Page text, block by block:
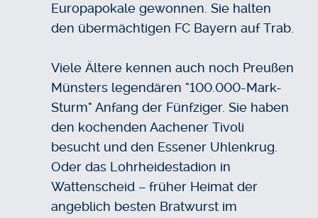
Europapokale gewonnen. Sie halten
den übermächtigen FC Bayern auf Trab.
Viele Ältere kennen auch noch Preußen
Münsters legendären "100.000-Mark-
Sturm" Anfang der Fünfziger. Sie haben
den kochenden Aachener Tivoli
besucht und den Essener Uhlenkrug.
Oder das Lohrheidestadion in
Wattenscheid – früher Heimat der
angeblich besten Bratwurst im